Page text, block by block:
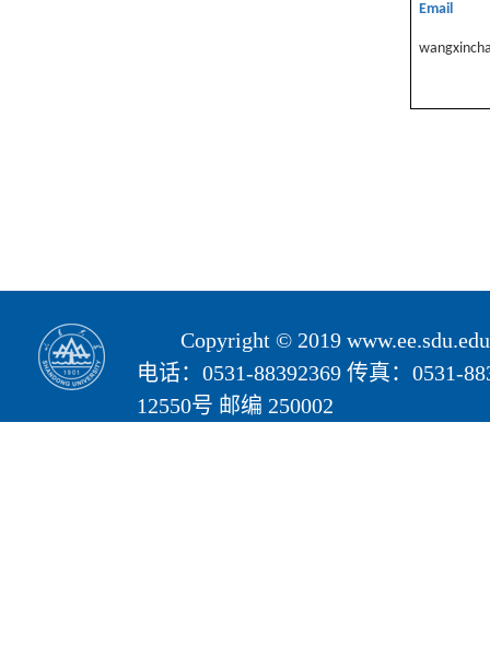
Email
Copyright © 2019
电话：0531-88392369 传真：0531-
12550号 邮编 250002